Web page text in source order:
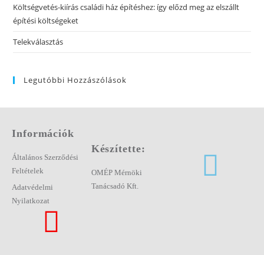
Költségvetés-kiírás családi ház építéshez: így előzd meg az elszállt
építési költségeket
Telekválasztás
Legutóbbi Hozzászólások
Információk
Általános Szerződési
Feltételek
Adatvédelmi
Nyilatkozat
Készítette:
OMÉP Mérnöki
Tanácsadó Kft.